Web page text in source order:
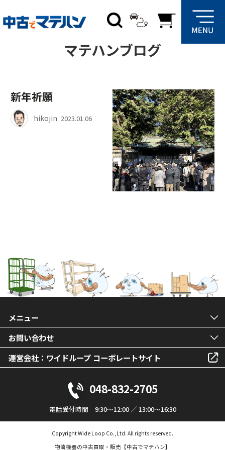
マテハンブログ
新年祈願
hikojin 2023.01.06
メニュー
お問い合わせ
運営会社：ワイドループ コーポレートサイト
048-832-2705
電話受付時間 9:30～12:00 ／ 13:00～16:30
Copyright Wide Loop Co.,Ltd. All rights reserved.
物流機器の中古買取・販売【中古でマテハン】